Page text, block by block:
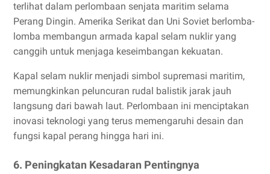
terlihat dalam perlombaan senjata maritim selama
Perang Dingin. Amerika Serikat dan Uni Soviet berlomba-
lomba membangun armada kapal selam nuklir yang
canggih untuk menjaga keseimbangan kekuatan.
Kapal selam nuklir menjadi simbol supremasi maritim,
memungkinkan peluncuran rudal balistik jarak jauh
langsung dari bawah laut. Perlombaan ini menciptakan
inovasi teknologi yang terus memengaruhi desain dan
fungsi kapal perang hingga hari ini.
6. Peningkatan Kesadaran Pentingnya